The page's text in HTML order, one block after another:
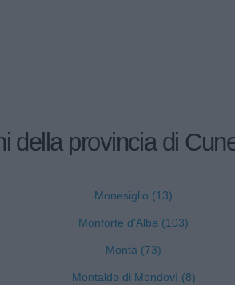
della provincia di
Monesiglio (13)
Monforte d'Alba (103)
Montà (73)
Montaldo di Mondovì (8)